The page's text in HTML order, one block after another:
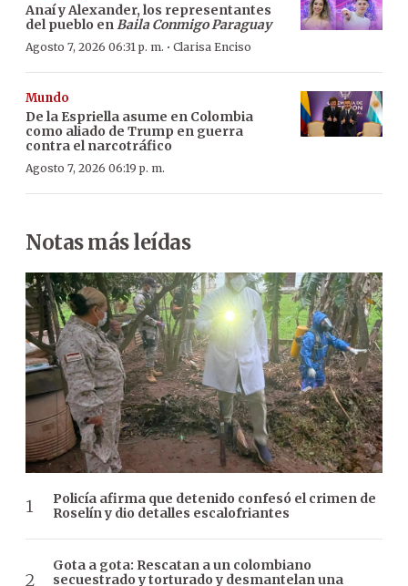
Anaí y Alexander, los representantes
del pueblo enBaila Conmigo Paraguay
Agosto 7, 2026 06:31 p. m. · Clarisa Enciso
Mundo
De la Espriella asume en Colombia
como aliado de Trump en guerra
contra el narcotráfico
Agosto 7, 2026 06:19 p. m.
Notas más leídas
Policía afirma que detenido confesó el crimen de
Roselín y dio detalles escalofriantes
Gota a gota: Rescatan a un colombiano
secuestrado y torturado y desmantelan una